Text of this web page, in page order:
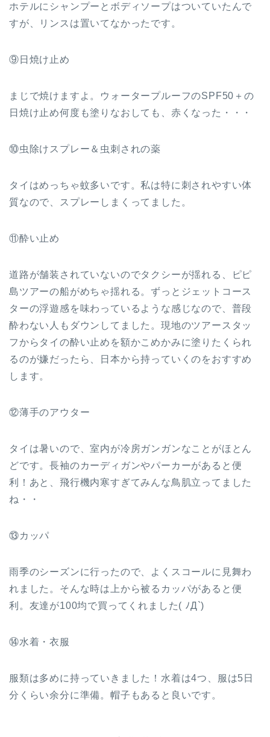
ホテルにシャンプーとボディソープはついていたんで
すが、リンスは置いてなかったです。
⑨日焼け止め
まじで焼けますよ。ウォータープルーフのSPF50＋の
日焼け止め何度も塗りなおしても、赤くなった・・・
⑩虫除けスプレー＆虫刺されの薬
タイはめっちゃ蚊多いです。私は特に刺されやすい体
質なので、スプレーしまくってました。
⑪酔い止め
道路が舗装されていないのでタクシーが揺れる、ピピ
島ツアーの船がめちゃ揺れる。ずっとジェットコース
ターの浮遊感を味わっているような感じなので、普段
酔わない人もダウンしてました。現地のツアースタッ
フからタイの酔い止めを額かこめかみに塗りたくられ
るのが嫌だったら、日本から持っていくのをおすすめ
します。
⑫薄手のアウター
タイは暑いので、室内が冷房ガンガンなことがほとん
どです。長袖のカーディガンやパーカーがあると便
利！あと、飛行機内寒すぎてみんな鳥肌立ってました
ね・・
⑬カッパ
雨季のシーズンに行ったので、よくスコールに見舞わ
れました。そんな時は上から被るカッパがあると便
利。友達が100均で買ってくれました( ﾉД`)
⑭水着・衣服
服類は多めに持っていきました！水着は4つ、服は5日
分くらい余分に準備。帽子もあると良いです。